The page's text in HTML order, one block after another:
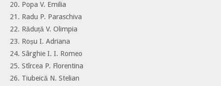
20. Popa V. Emilia
21. Radu P. Paraschiva
22. Răduță V. Olimpia
23. Roșu I. Adriana
24. Sârghie I. I. Romeo
25. Stîrcea P. Florentina
26. Tiubeică N. Stelian